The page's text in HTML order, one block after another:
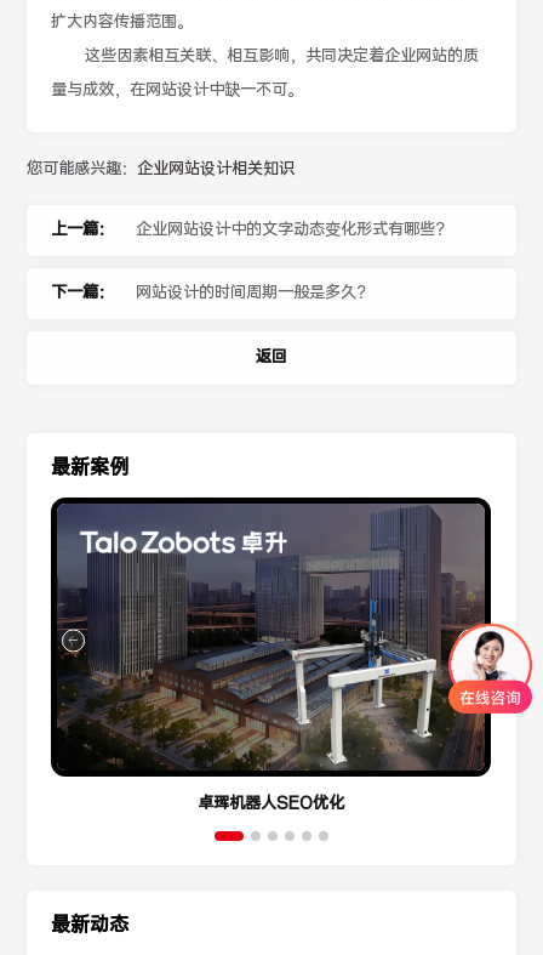
扩大内容传播范围。
这些因素相互关联、相互影响，共同决定着企业网站的质
量与成效，在网站设计中缺一不可。
您可能感兴趣： 企业网站设计相关知识
上一篇： 企业网站设计中的文字动态变化形式有哪些？
下一篇： 网站设计的时间周期一般是多久？
返回
最新案例
卓珲机器人SEO优化
最新动态